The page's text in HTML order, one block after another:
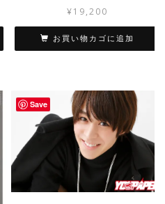
¥19,200
お買い物カゴに追加
Save